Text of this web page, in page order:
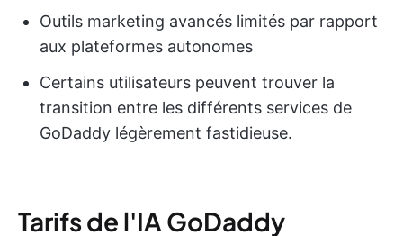
Outils marketing avancés limités par rapport
aux plateformes autonomes
Certains utilisateurs peuvent trouver la
transition entre les différents services de
GoDaddy légèrement fastidieuse.
Tarifs de l'IA GoDaddy